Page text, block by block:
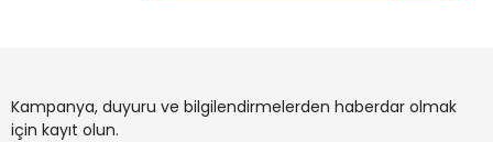
Kampanya, duyuru ve bilgilendirmelerden haberdar olmak
için kayıt olun.